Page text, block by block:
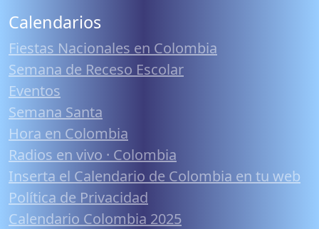
Calendarios
Fiestas Nacionales en Colombia
Semana de Receso Escolar
Eventos
Semana Santa
Hora en Colombia
Radios en vivo · Colombia
Inserta el Calendario de Colombia en tu web
Política de Privacidad
Calendario Colombia 2025